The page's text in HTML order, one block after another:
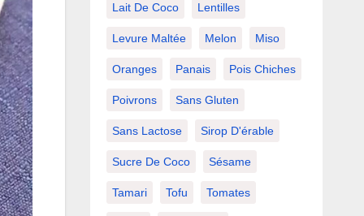
Lait De Coco Lentilles
Levure Maltée Melon Miso
Oranges Panais Pois Chiches
Poivrons Sans Gluten
Sans Lactose Sirop D'érable
Sucre De Coco Sésame
Tamari Tofu Tomates